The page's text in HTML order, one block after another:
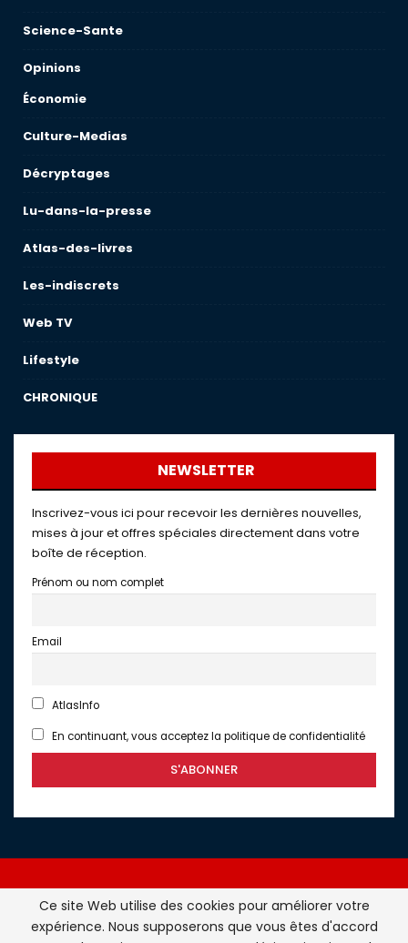
Science-Sante
Opinions
Économie
Culture-Medias
Décryptages
Lu-dans-la-presse
Atlas-des-livres
Les-indiscrets
Web TV
Lifestyle
CHRONIQUE
NEWSLETTER
Inscrivez-vous ici pour recevoir les dernières nouvelles,
mises à jour et offres spéciales directement dans votre
boîte de réception.
Prénom ou nom complet
Email
AtlasInfo
En continuant, vous acceptez la politique de confidentialité
Atlasinfo.fr : l'essentiel de l'actualité de la France et du
Ce site Web utilise des cookies pour améliorer votre
expérience. Nous supposerons que vous êtes d'accord